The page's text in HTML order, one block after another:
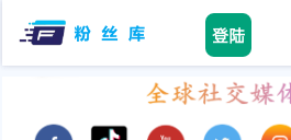
登陆
Home
facebook